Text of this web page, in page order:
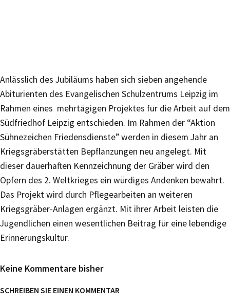
Anlässlich des Jubiläums haben sich sieben angehende
Abiturienten des Evangelischen Schulzentrums Leipzig im
Rahmen eines mehrtägigen Projektes für die Arbeit auf dem
Südfriedhof Leipzig entschieden. Im Rahmen der “Aktion
Sühnezeichen Friedensdienste” werden in diesem Jahr an
Kriegsgräberstätten Bepflanzungen neu angelegt. Mit
dieser dauerhaften Kennzeichnung der Gräber wird den
Opfern des 2. Weltkrieges ein würdiges Andenken bewahrt.
Das Projekt wird durch Pflegearbeiten an weiteren
Kriegsgräber-Anlagen ergänzt. Mit ihrer Arbeit leisten die
Jugendlichen einen wesentlichen Beitrag für eine lebendige
Erinnerungskultur.
Keine Kommentare bisher
SCHREIBEN SIE EINEN KOMMENTAR